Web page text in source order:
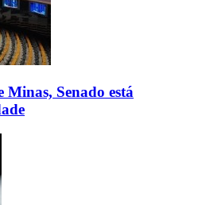
Senado está